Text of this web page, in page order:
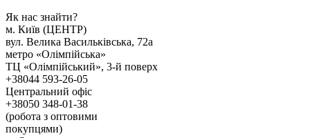
Як наc знайти?
м. Киïв (ЦЕНТР)
вул. Велика Васильківська, 72а
метро «Олімпійська»
ТЦ «Олімпійський», 3-й поверх
+38044 593-26-05
Центральний офіс
+38050 348-01-38
(робота з оптовими
покупцями)